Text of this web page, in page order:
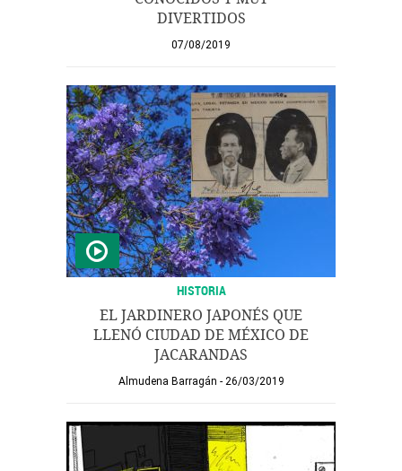
DIVERTIDOS
07/08/2019
HISTORIA
EL JARDINERO JAPONÉS QUE
LLENÓ CIUDAD DE MÉXICO DE
JACARANDAS
Almudena Barragán 26/03/2019